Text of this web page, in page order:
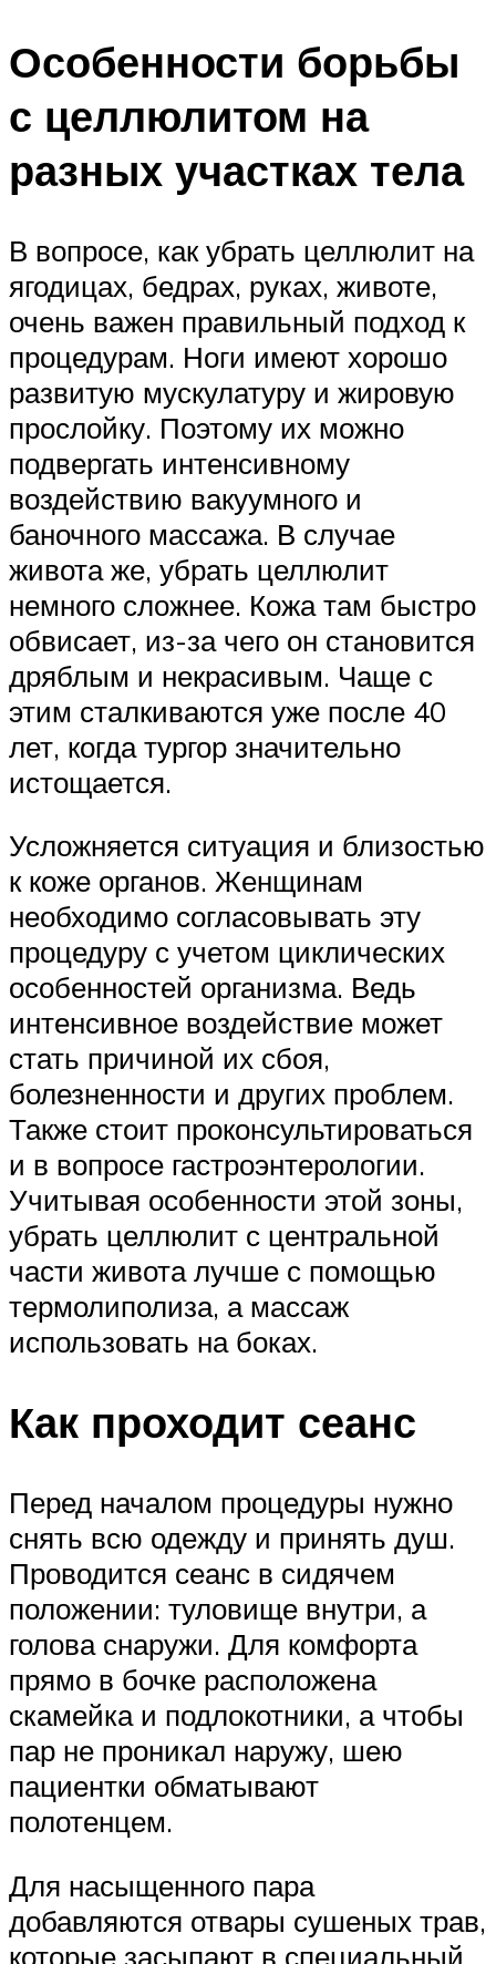
Особенности борьбы
с целлюлитом на
разных участках тела
В вопросе, как убрать целлюлит на
ягодицах, бедрах, руках, животе,
очень важен правильный подход к
процедурам. Ноги имеют хорошо
развитую мускулатуру и жировую
прослойку. Поэтому их можно
подвергать интенсивному
воздействию вакуумного и
баночного массажа. В случае
живота же, убрать целлюлит
немного сложнее. Кожа там быстро
обвисает, из-за чего он становится
дряблым и некрасивым. Чаще с
этим сталкиваются уже после 40
лет, когда тургор значительно
истощается.
Усложняется ситуация и близостью
к коже органов. Женщинам
необходимо согласовывать эту
процедуру с учетом циклических
особенностей организма. Ведь
интенсивное воздействие может
стать причиной их сбоя,
болезненности и других проблем.
Также стоит проконсультироваться
и в вопросе гастроэнтерологии.
Учитывая особенности этой зоны,
убрать целлюлит с центральной
части живота лучше с помощью
термолиполиза, а массаж
использовать на боках.
Как проходит сеанс
Перед началом процедуры нужно
снять всю одежду и принять душ.
Проводится сеанс в сидячем
положении: туловище внутри, а
голова снаружи. Для комфорта
прямо в бочке расположена
скамейка и подлокотники, а чтобы
пар не проникал наружу, шею
пациентки обматывают
полотенцем.
Для насыщенного пара
добавляются отвары сушеных трав,
которые засыпают в специальный